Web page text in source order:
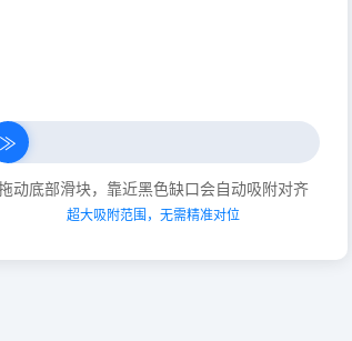
≫
动底部滑块，靠近黑色缺口会自动吸附对齐
超大吸附范围，无需精准对位